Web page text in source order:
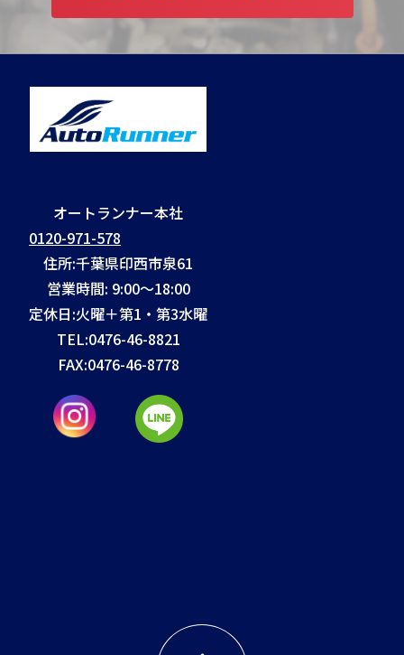
オートランナー本社
0120-971-578
住所:千葉県印西市泉61
営業時間: 9:00～18:00
定休日:火曜＋第1・第3水曜
TEL:0476-46-8821
FAX:0476-46-8778